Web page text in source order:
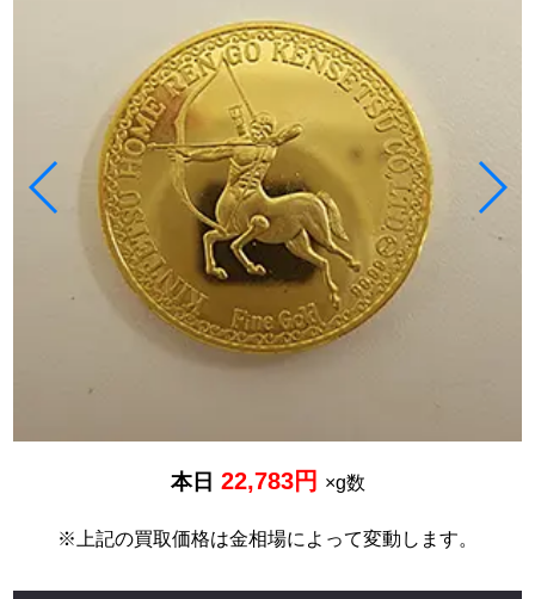
本日 22,783円 ×g数
※上記の買取価格は金相場によって変動します。